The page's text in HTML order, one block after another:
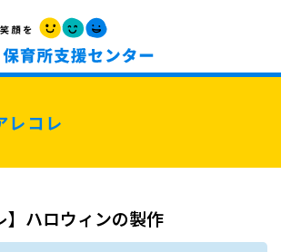
レコレ
】ハロウィンの製作